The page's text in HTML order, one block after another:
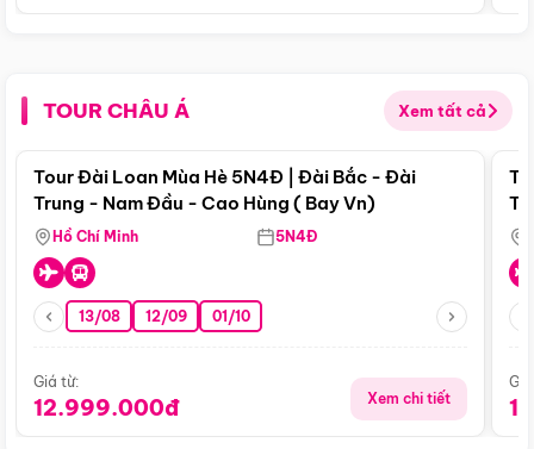
TOUR CHÂU Á Xem tất cả
Điểm nổi bật
Tour Đài Loan Mùa Hè 5N4Đ | Đài Bắc - Đài
Trung - Nam Đầu - Cao Hùng ( Bay Vn)
Hồ Chí Minh 5N4Đ
13/08 12/09 01/10
Giá từ:
12.999.000đ Xem chi tiết